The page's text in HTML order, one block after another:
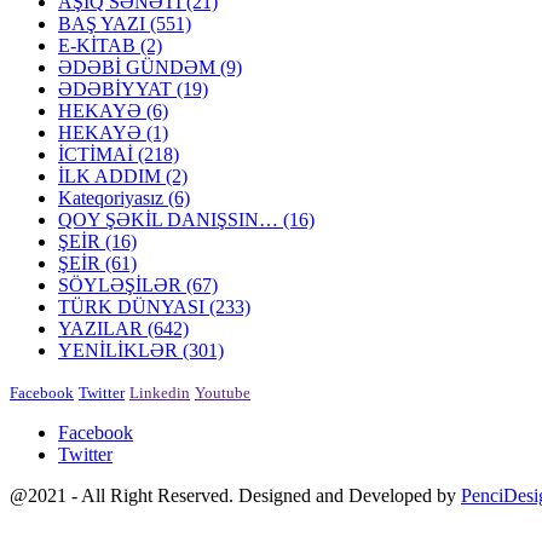
BAŞ YAZI (551)
E-KİTAB (2)
ƏDƏBİ GÜNDƏM (9)
ƏDƏBİYYAT (19)
HEKAYƏ (6)
HEKAYƏ (1)
İCTİMAİ (218)
İLK ADDIM (2)
Kateqoriyasız (6)
QOY ŞƏKİL DANIŞSIN… (16)
ŞEİR (16)
ŞEİR (61)
SÖYLƏŞİLƏR (67)
TÜRK DÜNYASI (233)
YAZILAR (642)
YENİLİKLƏR (301)
Facebook Twitter Linkedin Youtube
Facebook
Twitter
@2021 - All Right Reserved. Designed and Developed by